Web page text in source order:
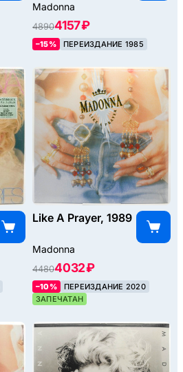
Madonna
48904157 ₽
–15% ПЕРЕИЗДАНИЕ 1985
Like A Prayer, 1989
Madonna
44804032 ₽
–10%
ПЕРЕИЗДАНИЕ 2020
ЗАПЕЧАТАН